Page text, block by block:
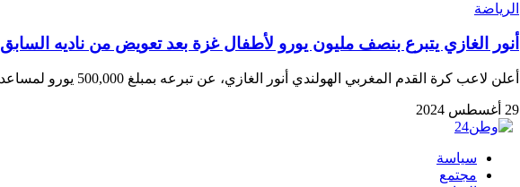
الرياضة
أنور الغازي يتبرع بنصف مليون يورو لأطفال غزة بعد تعويض من ناديه السابق
أعلن لاعب كرة القدم المغربي الهولندي أنور الغازي، عن تبرعه بمبلغ 500,000 يورو لمساعدة الأطفال…
29 أغسطس 2024
سياسة
مجتمع